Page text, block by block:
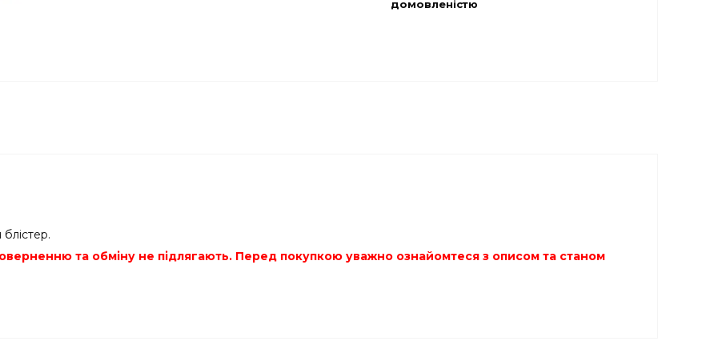
домовленістю
та обміну не підлягають. Перед покупкою уважно ознайомтеся з описом та станом